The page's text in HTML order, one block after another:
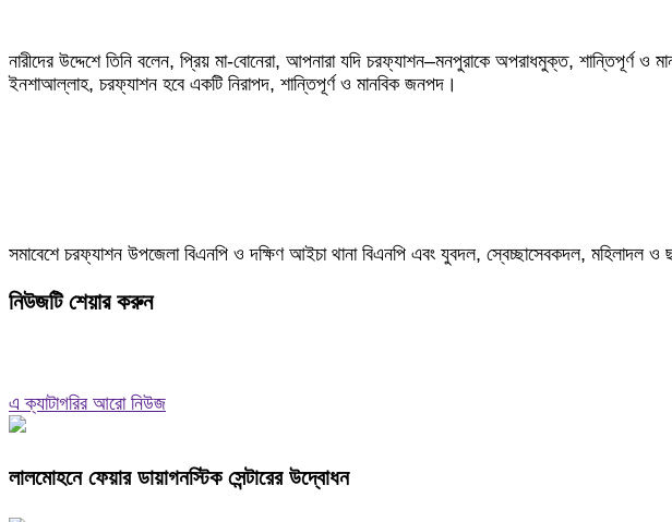
‎নারীদের উদ্দেশে তিনি বলেন, প্রিয় মা-বোনেরা, আপনারা যদি চরফ্যাশন–মনপুরাকে অপরাধমুক্ত, শান্তিপূর্ণ
ইনশাআল্লাহ, চরফ্যাশন হবে একটি নিরাপদ, শান্তিপূর্ণ ও মানবিক জনপদ।
‎সমাবেশে চরফ্যাশন উপজেলা বিএনপি ও দক্ষিণ আইচা থানা বিএনপি এবং যুবদল, স্বেচ্ছাসেবকদল, মহিলাদল
নিউজটি শেয়ার করুন
এ ক্যাটাগরির আরো নিউজ
লালমোহনে ফেয়ার ডায়াগনস্টিক সেন্টারের উদ্বোধন